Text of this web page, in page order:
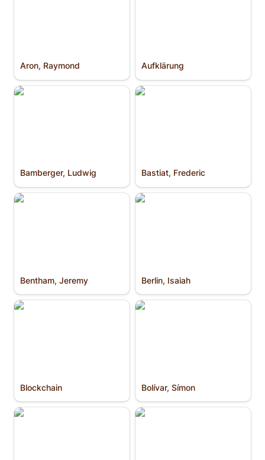
Aron, Raymond Aufklärung
Bamberger, Ludwig
Bamberger, Ludwig
Bastiat, Frederic
Bastiat, Frederic
Bentham, Jeremy
Bentham, Jeremy
Berlin, Isaiah
Berlin, Isaiah
Blockchain
Blockchain
Bolívar, Símon
Bolívar, Símon
Buchanan, James M. Burke, Edmund